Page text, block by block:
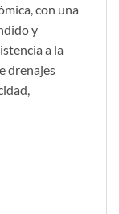
con una
y
a la
drenajes